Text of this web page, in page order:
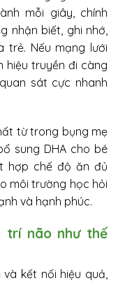
mỗi giây, chính
nhận biết, ghi nhớ,
trẻ. Nếu mạng lưới
hiệu truyền đi càng
sát cực nhanh
từ trong bụng mẹ
sung DHA cho bé
hợp chế độ ăn đủ
môi trường học hỏi
và hạnh phúc.
trí não như thế
kết nối hiệu quả,